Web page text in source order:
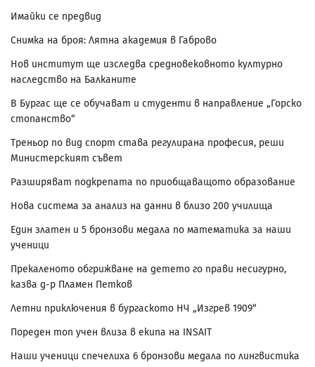
Имайки се предвид
Снимка на броя: Лятна академия в Габрово
Нов институт ще изследва средновековното културно
наследство на Балканите
В Бургас ще се обучават и студенти в направление „Горско
стопанство“
Треньор по вид спорт става регулирана професия, реши
Министерският съвет
Разширяват подкрепата по приобщаващото образование
Нова система за анализ на данни в близо 200 училища
Един златен и 5 бронзови медала по математика за наши
ученици
Прекаленото обгрижване на детето го прави несигурно,
казва д-р Пламен Петков
Летни приключения в бургаското НЧ „Изгрев 1909“
Пореден топ учен влиза в екипа на INSAIT
Наши ученици спечелиха 6 бронзови медала по лингвистика